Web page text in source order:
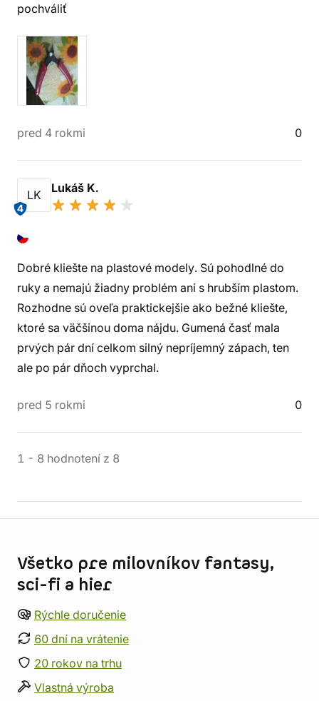
pochváliť
pred 4 rokmi 0
LK
4
Lukáš K.
Dobré kliešte na plastové modely. Sú pohodlné do
ruky a nemajú žiadny problém ani s hrubším plastom.
Rozhodne sú oveľa praktickejšie ako bežné kliešte,
ktoré sa väčšinou doma nájdu. Gumená časť mala
prvých pár dní celkom silný nepríjemný zápach, ten
ale po pár dňoch vyprchal.
pred 5 rokmi 0
1 - 8 hodnotení z 8
Všetko pre milovníkov fantasy,
sci-fi a hier
Rýchle doručenie
60 dní na vrátenie
20 rokov na trhu
Vlastná výroba